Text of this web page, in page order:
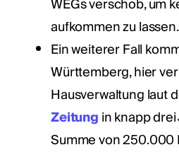
aufkommen zu lassen.
Ein weiterer Fall
Württemberg, hier
Hausverwaltung laut
Zeitungin knapp
Summe von 250.000